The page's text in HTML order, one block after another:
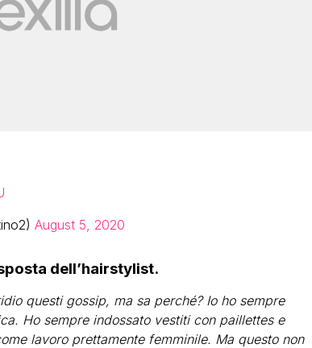
August 5, 2020
dell’hairstylist.
questi gossip, ma sa perché? Io ho sempre
Ho sempre indossato vestiti con paillettes e
lavoro prettamente femminile. Ma questo non